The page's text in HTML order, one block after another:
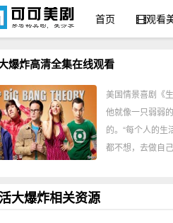
网
首页 观看
爆炸高清全集在线观看
美国情景喜剧《
他就像一只弱弱
的。“每个人的
都不想，去做自
大爆炸相关资源